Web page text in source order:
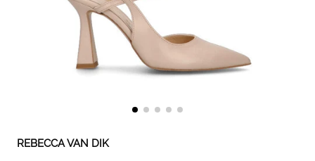
REBECCA VAN DIK